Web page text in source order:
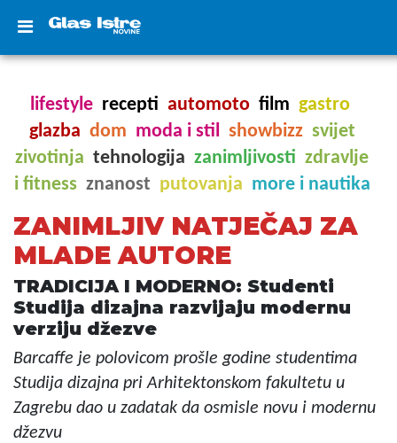
lifestyle recepti automoto film gastro
glazba dom moda i stil showbizz svijet
zivotinja tehnologija zanimljivosti zdravlje
i fitness znanost putovanja more i nautika
ZANIMLJIV NATJEČAJ ZA
MLADE AUTORE
TRADICIJA I MODERNO: Studenti
Studija dizajna razvijaju modernu
verziju džezve
Barcaffe je polovicom prošle godine studentima
Studija dizajna pri Arhitektonskom fakultetu u
Zagrebu dao u zadatak da osmisle novu i modernu
džezvu